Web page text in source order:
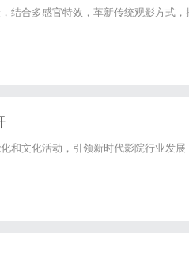
结合多感官特效，革新传统观影方式，
和文化活动，引领新时代影院行业发展